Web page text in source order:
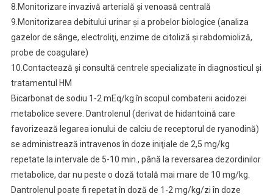
8.Monitorizare invazivă arterială şi venoasă centrală
9.Monitorizarea debitului urinar şi a probelor biologice (analiza
gazelor de sânge, electroliţi, enzime de citoliză şi rabdomioliză,
probe de coagulare)
10.Contactează şi consultă centrele specializate în diagnosticul şi
tratamentul HM
Bicarbonat de sodiu 1-2 mEq/kg în scopul combaterii acidozei
metabolice severe. Dantrolenul (derivat de hidantoină care
favorizează legarea ionului de calciu de receptorul de ryanodină)
se administrează intravenos în doze iniţiale de 2,5 mg/kg
repetate la intervale de 5-10 min., până la reversarea dezordinilor
metabolice, dar nu peste o doză totală mai mare de 10 mg/kg.
Dantrolenul poate fi repetat în doză de 1-2 mg/kg/zi în doze